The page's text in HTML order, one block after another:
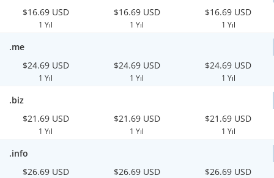
$16.69 USD
1 Yıl
$16.69 USD
1 Yıl
$16.69 USD
1 Yıl
.me
$24.69 USD
1 Yıl
$24.69 USD
1 Yıl
$24.69 USD
1 Yıl
.biz
$21.69 USD
1 Yıl
$21.69 USD
1 Yıl
$21.69 USD
1 Yıl
.info
$26.69 USD
$26.69 USD $26.69 USD